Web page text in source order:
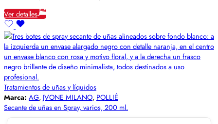
Ver detalles
Tratamientos de uñas y líquidos
Marca: AG, JVONE MILANO, POLLIÉ
Secante de uñas en Spray, varios, 200 ml.